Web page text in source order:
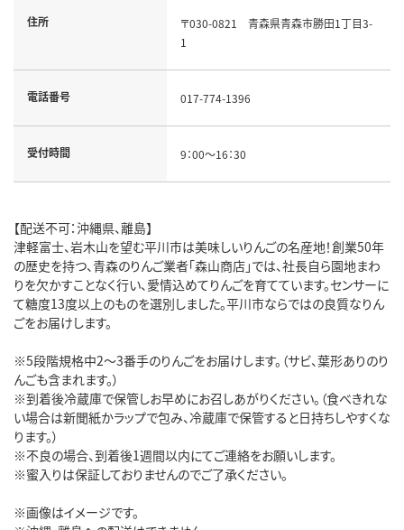
住所
〒030-0821 青森県青森市勝田1丁目3-
1
電話番号 017-774-1396
受付時間 9：00～16：30
【配送不可：沖縄県、離島】
津軽富士、岩木山を望む平川市は美味しいりんごの名産地！創業50年
の歴史を持つ、青森のりんご業者「森山商店」では、社長自ら園地まわ
りを欠かすことなく行い、愛情込めてりんごを育てています。センサーに
て糖度13度以上のものを選別しました。平川市ならではの良質なりん
ごをお届けします。
※5段階規格中2～3番手のりんごをお届けします。（サビ、葉形ありのり
んごも含まれます。）
※到着後冷蔵庫で保管しお早めにお召しあがりください。（食べきれな
い場合は新聞紙かラップで包み、冷蔵庫で保管すると日持ちしやすくな
ります。）
※不良の場合、到着後1週間以内にてご連絡をお願いします。
※蜜入りは保証しておりませんのでご了承ください。
※画像はイメージです。